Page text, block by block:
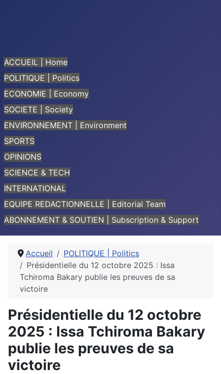
ACCUEIL | Home
POLITIQUE | Politics
ECONOMIE | Economy
SOCIETE | Society
ENVIRONNEMENT | Environment
SPORTS
OPINIONS
SCIENCE & TECH
INTERNATIONAL
EQUIPE REDACTIONNELLE | Editorial Team
ABONNEMENT & SOUTIEN | Subscription & Support
Accueil
POLITIQUE | Politics
Présidentielle du 12 octobre 2025 : Issa
Tchiroma Bakary publie les preuves de sa
victoire
Présidentielle du 12 octobre
2025 : Issa Tchiroma Bakary
publie les preuves de sa
victoire